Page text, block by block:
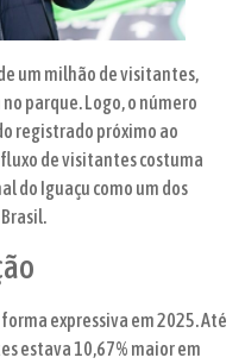
um milhão de visitantes,
parque. Logo, o número
registrado próximo ao
de visitantes costuma
do Iguaçu como um dos
expressiva em 2025. Até
estava 10,67% maior em